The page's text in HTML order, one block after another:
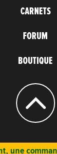
CARNETS
FORUM
BOUTIQUE
une